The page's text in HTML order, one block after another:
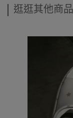
逛逛其他商